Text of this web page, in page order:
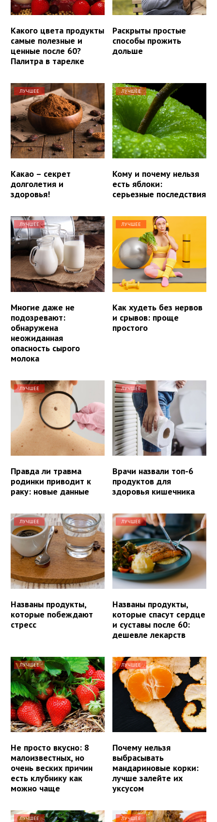
Какого цвета продукты
самые полезные и
ценные после 60?
Палитра в тарелке
Раскрыты простые
способы прожить
дольше
ЛУЧШЕЕ
Какао – секрет
долголетия и
здоровья!
ЛУЧШЕЕ
Кому и почему нельзя
есть яблоки:
серьезные последствия
ЛУЧШЕЕ
Многие даже не
подозревают:
обнаружена
неожиданная
опасность сырого
молока
ЛУЧШЕЕ
Как худеть без нервов
и срывов: проще
простого
ЛУЧШЕЕ
Правда ли травма
родинки приводит к
раку: новые данные
ЛУЧШЕЕ
Врачи назвали топ-6
продуктов для
здоровья кишечника
ЛУЧШЕЕ
Названы продукты,
которые побеждают
стресс
ЛУЧШЕЕ
Названы продукты,
которые спасут сердце
и суставы после 60:
дешевле лекарств
ЛУЧШЕЕ
Не просто вкусно: 8
малоизвестных, но
очень веских причин
есть клубнику как
можно чаще
ЛУЧШЕЕ
Почему нельзя
выбрасывать
мандариновые корки:
лучше залейте их
уксусом
ЛУЧШЕЕ ЛУЧШЕЕ